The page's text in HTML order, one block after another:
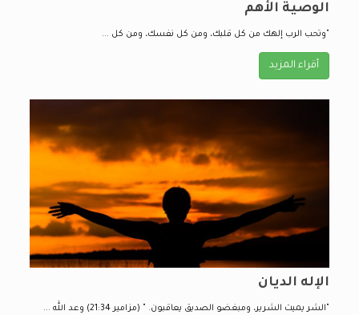
الوصية الأهم
"وتحب الرب إلهك من كل قلبك، ومن كل نفسك، ومن كل ...
أقراء المزيد
الإله الديان
"الشر يميت الشرير، ومبغضو الصديق يعاقبون. " (مزامير 21:34) وعد الله ...